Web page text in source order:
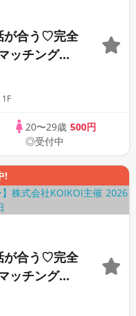
が合う♡完全
ッチングコ
20〜29歳 500円
◎受付中
!
が合う♡完全
ッチングコ